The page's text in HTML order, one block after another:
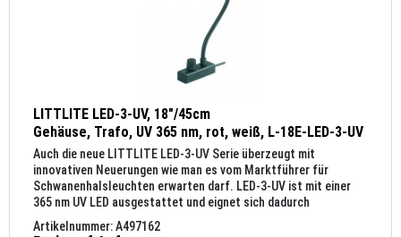
LITTLITE LED-3-UV, 18"/45cm
Gehäuse, Trafo, UV 365 nm, rot, weiß, L-18E-LED-3-UV
Auch die neue LITTLITE LED-3-UV Serie überzeugt mit
innovativen Neuerungen wie man es vom Marktführer für
Schwanenhalsleuchten erwarten darf. LED-3-UV ist mit einer
365 nm UV LED ausgestattet und eignet sich dadurch
hervorragend zur...
Artikelnummer: A497162